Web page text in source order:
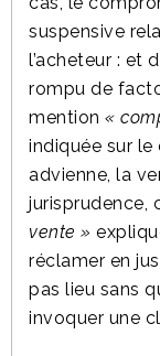
suspensive
l’acheteur : et
rompu de
mention «
indiquée sur le
advienne, la
jurisprudence,
vente »
réclamer en
pas lieu sans
invoquer une